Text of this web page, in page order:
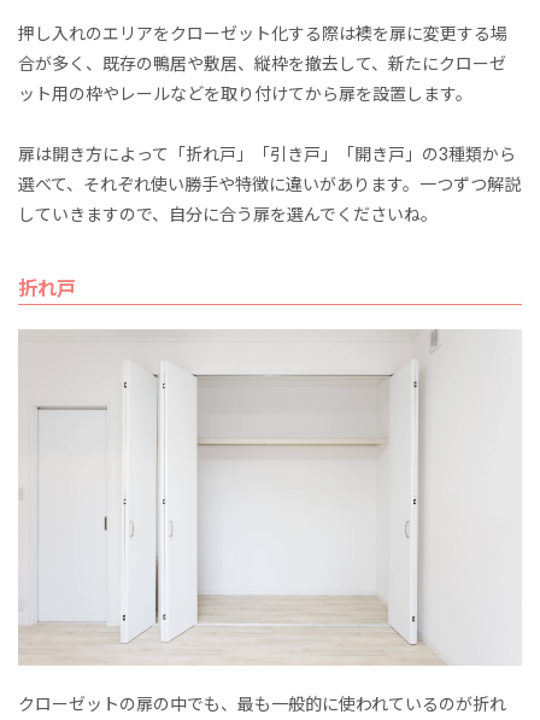
押し入れのエリアをクローゼット化する際は襖を扉に変更する場
合が多く、既存の鴨居や敷居、縦枠を撤去して、新たにクローゼ
ット用の枠やレールなどを取り付けてから扉を設置します。
扉は開き方によって「折れ戸」「引き戸」「開き戸」の3種類から
選べて、それぞれ使い勝手や特徴に違いがあります。一つずつ解説
していきますので、自分に合う扉を選んでくださいね。
折れ戸
クローゼットの扉の中でも、最も一般的に使われているのが折れ